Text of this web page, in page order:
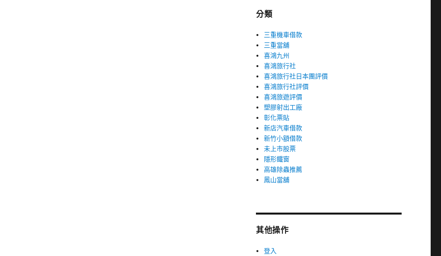
分類
三重機車借款
三重當舖
喜鴻九州
喜鴻旅行社
喜鴻旅行社日本團評價
喜鴻旅行社評價
喜鴻旅遊評價
塑膠射出工廠
彰化票貼
新店汽車借款
新竹小額借款
未上市股票
隱形鐵窗
高雄除蟲推薦
鳳山當舖
其他操作
登入